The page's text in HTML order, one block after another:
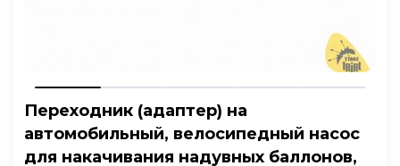
Переходник (адаптер) на
автомобильный, велосипедный насос
для накачивания надувных баллонов,